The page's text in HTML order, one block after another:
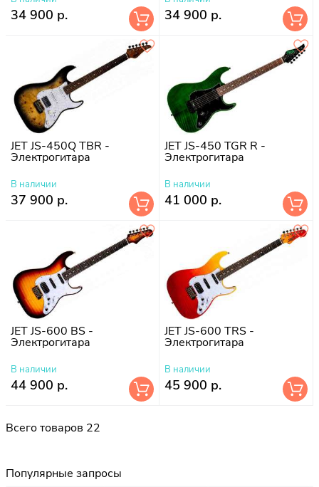
34 900 р. 34 900 р.
JET JS-450Q TBR -
Электрогитара
В наличии
37 900 р.
JET JS-450 TGR R -
Электрогитара
В наличии
41 000 р.
JET JS-600 BS -
Электрогитара
В наличии
44 900 р.
JET JS-600 TRS -
Электрогитара
В наличии
45 900 р.
Всего товаров 22
Популярные запросы